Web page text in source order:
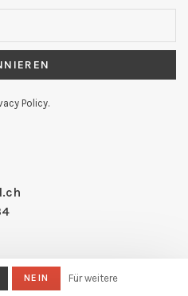
Policy.
NEIN Für weitere